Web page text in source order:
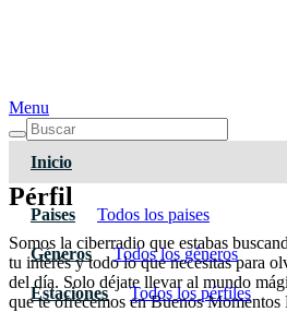
Menu
Inicio
Paises Todos los paises
Géneros Todos los géneros
Estaciones Todos los pérfiles
Pérfil
Somos la ciberradio que estabas
tu interés y todo lo que necesitas para
del día. Solo déjate llevar al mundo
que te ofrecemos en Buenos